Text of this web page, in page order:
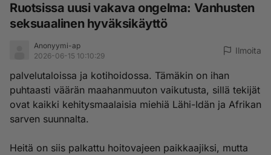
Ruotsissa uusi vakava ongelma: Vanhusten
seksuaalinen hyväksikäyttö
Anonyymi-ap
2026-06-15 10:10:29
Ilmoita
palvelutaloissa ja kotihoidossa. Tämäkin on ihan
puhtaasti väärän maahanmuuton vaikutusta, sillä tekijät
ovat kaikki kehitysmaalaisia miehiä Lähi-Idän ja Afrikan
sarven suunnalta.
Heitä on siis palkattu hoitovajeen paikkaajiksi, mutta